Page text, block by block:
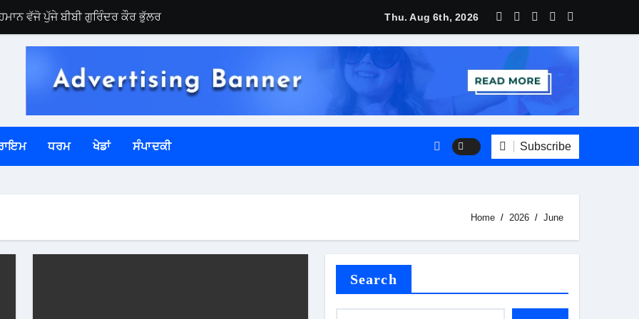
ਵੱਜੋ ਪੁੱਜੇ ਬੀਬੀ ਗੁਰਿੰਦਰ ਕੌਰ ਭੁੱਲਰ
ਦੀ ਸਖ਼ਤੀ ਨਾਲ ਪਾਲਣਾ ਯਕੀਨੀ ਬਣਾਉਣ ਦੇ ਨਿਰਦੇਸ਼
ਦਾ ਛਾਪਾ – ਭਾਰੀ ਮਾਤਰਾ ‘ਚ ਨਜਾਇਜ਼ ਸ਼ਰਾਬ ਬਰਾਮਦ
ਨੂੰ ਪ੍ਰਵਾਨਗੀ, ਕੁੱਲ ਪੋਲਿੰਗ ਸਟੇਸ਼ਨ 1997 ਹੋਏ
ਜਾਇਜ਼ਾ ਲੈਣ ਪੁੱਜੇ- ਬੀਬੀ ਮਾਨ
Thu. Aug 6th, 2026
ਧਰਮ ਖੇਡਾਂ ਸੰਪਾਦਕੀ Subscribe
Home 2026 June
Search